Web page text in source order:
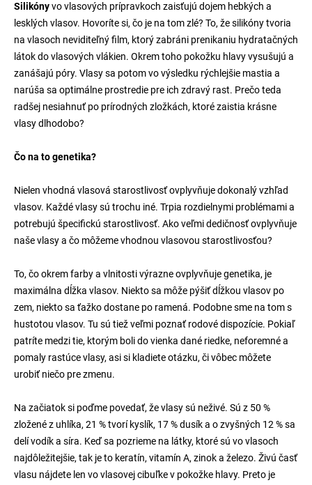
Silikónyvo vlasových prípravkoch zaisťujú dojem hebkých a
lesklých vlasov. Hovoríte si, čo je na tom zlé? To, že silikóny tvoria
na vlasoch neviditeľný film, ktorý zabráni prenikaniu hydratačných
látok do vlasových vlákien. Okrem toho pokožku hlavy vysušujú a
zanášajú póry. Vlasy sa potom vo výsledku rýchlejšie mastia a
narúša sa optimálne prostredie pre ich zdravý rast. Prečo teda
radšej nesiahnuť po prírodných zložkách, ktoré zaistia krásne
vlasy dlhodobo?
Čo na to genetika?
Nielen vhodná vlasová starostlivosť ovplyvňuje dokonalý vzhľad
vlasov. Každé vlasy sú trochu iné. Trpia rozdielnymi problémami a
potrebujú špecifickú starostlivosť. Ako veľmi dedičnosť ovplyvňuje
naše vlasy a čo môžeme vhodnou vlasovou starostlivosťou?
To, čo okrem farby a vlnitosti výrazne ovplyvňuje genetika, je
maximálna dĺžka vlasov. Niekto sa môže pýšiť dĺžkou vlasov po
zem, niekto sa ťažko dostane po ramená. Podobne sme na tom s
hustotou vlasov. Tu sú tiež veľmi poznať rodové dispozície. Pokiaľ
patríte medzi tie, ktorým boli do vienka dané riedke, neforemné a
pomaly rastúce vlasy, asi si kladiete otázku, či vôbec môžete
urobiť niečo pre zmenu.
Na začiatok si poďme povedať, že vlasy sú neživé. Sú z 50 %
zložené z uhlíka, 21 % tvorí kyslík, 17 % dusík a o zvyšných 12 % sa
delí vodík a síra. Keď sa pozrieme na látky, ktoré sú vo vlasoch
najdôležitejšie, tak je to keratín, vitamín A, zinok a železo. Živú časť
vlasu nájdete len vo vlasovej cibuľke v pokožke hlavy. Preto je